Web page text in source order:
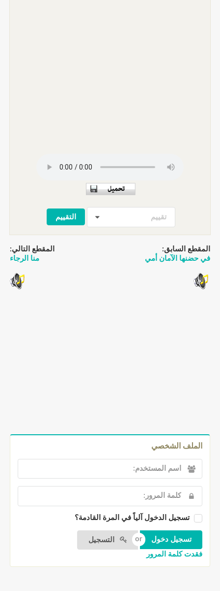
تقييم
المقطع السابق:
في حضنها الآمان أمي
المقطع التالي:
منا الرجاء
الملف الشخصي
تسجيل الدخول آلياً في المرة القادمة؟
التسجيل
فقدت كلمة المرور